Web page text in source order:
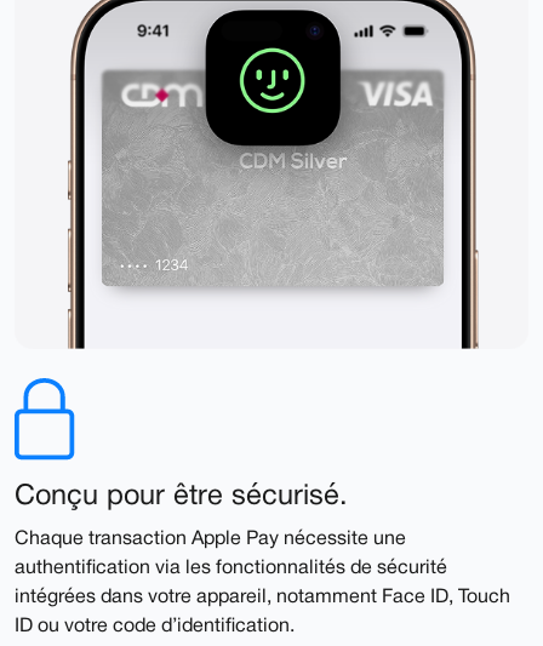
Conçu pour être sécurisé.
Chaque transaction Apple Pay nécessite une
authentification via les fonctionnalités de sécurité
intégrées dans votre appareil, notamment Face ID, Touch
ID ou votre code d’identification.